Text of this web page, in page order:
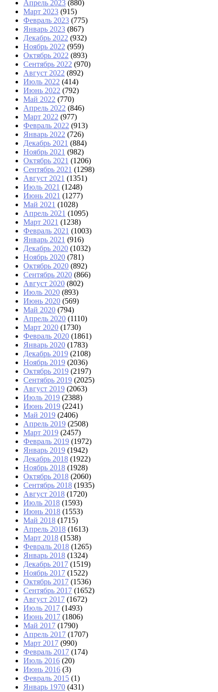
Апрель 2023 (880)
Март 2023 (915)
Февраль 2023 (775)
Январь 2023 (867)
Декабрь 2022 (932)
Ноябрь 2022 (959)
Октябрь 2022 (893)
Сентябрь 2022 (970)
Август 2022 (892)
Июль 2022 (414)
Июнь 2022 (792)
Май 2022 (770)
Апрель 2022 (846)
Март 2022 (977)
Февраль 2022 (913)
Январь 2022 (726)
Декабрь 2021 (884)
Ноябрь 2021 (982)
Октябрь 2021 (1206)
Сентябрь 2021 (1298)
Август 2021 (1351)
Июль 2021 (1248)
Июнь 2021 (1277)
Май 2021 (1028)
Апрель 2021 (1095)
Март 2021 (1238)
Февраль 2021 (1003)
Январь 2021 (916)
Декабрь 2020 (1032)
Ноябрь 2020 (781)
Октябрь 2020 (892)
Сентябрь 2020 (866)
Август 2020 (802)
Июль 2020 (893)
Июнь 2020 (569)
Май 2020 (794)
Апрель 2020 (1110)
Март 2020 (1730)
Февраль 2020 (1861)
Январь 2020 (1783)
Декабрь 2019 (2108)
Ноябрь 2019 (2036)
Октябрь 2019 (2197)
Сентябрь 2019 (2025)
Август 2019 (2063)
Июль 2019 (2388)
Июнь 2019 (2241)
Май 2019 (2406)
Апрель 2019 (2508)
Март 2019 (2457)
Февраль 2019 (1972)
Январь 2019 (1942)
Декабрь 2018 (1922)
Ноябрь 2018 (1928)
Октябрь 2018 (2060)
Сентябрь 2018 (1935)
Август 2018 (1720)
Июль 2018 (1593)
Июнь 2018 (1553)
Май 2018 (1715)
Апрель 2018 (1613)
Март 2018 (1538)
Февраль 2018 (1265)
Январь 2018 (1324)
Декабрь 2017 (1519)
Ноябрь 2017 (1522)
Октябрь 2017 (1536)
Сентябрь 2017 (1652)
Август 2017 (1672)
Июль 2017 (1493)
Июнь 2017 (1806)
Май 2017 (1790)
Апрель 2017 (1707)
Март 2017 (990)
Февраль 2017 (174)
Июль 2016 (20)
Июнь 2016 (3)
Февраль 2015 (1)
Январь 1970 (431)